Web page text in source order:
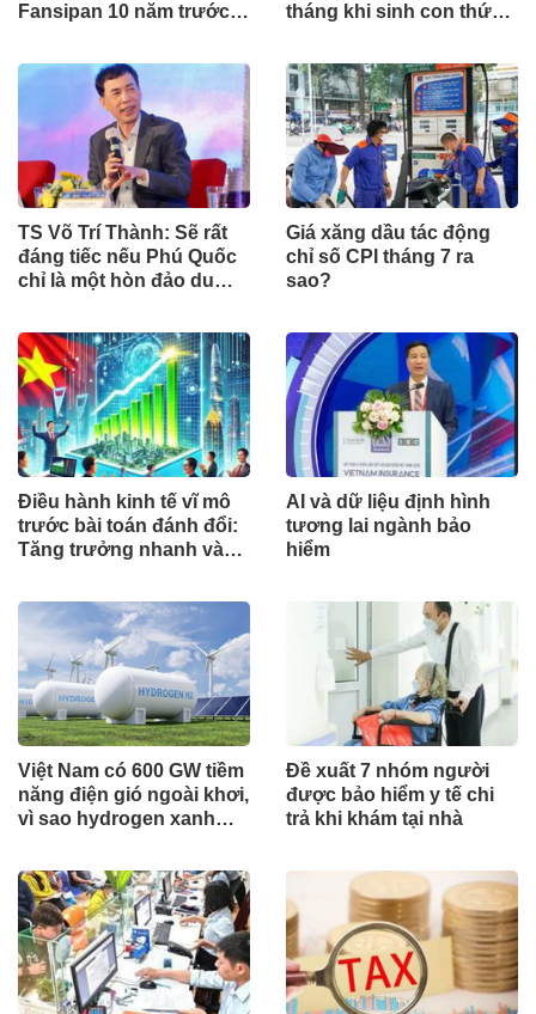
Fansipan 10 năm trước:
nhà Đông Dương
tháng khi sinh con thứ
TS Võ Trí Thành: Sẽ rất
đáng tiếc nếu Phú Quốc
chỉ là một hòn đảo du
Giá xăng dầu tác động
chỉ số CPI tháng 7 ra
sao?
Điều hành kinh tế vĩ mô
trước bài toán đánh đổi:
Tăng trưởng nhanh và
AI và dữ liệu định hình
tương lai ngành bảo
hiểm
Việt Nam có 600 GW tiềm
năng điện gió ngoài khơi,
vì sao hydrogen xanh
Đề xuất 7 nhóm người
được bảo hiểm y tế chi
trả khi khám tại nhà